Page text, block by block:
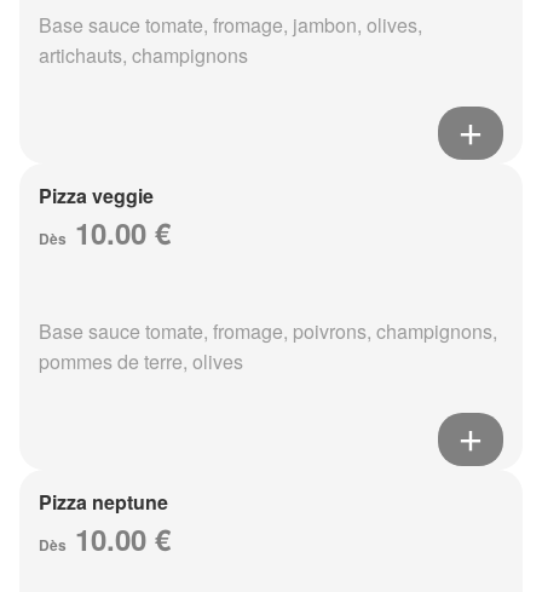
Base sauce tomate, fromage, jambon, olives,
artichauts, champignons
Pizza veggie
Dès 10.00 €
Base sauce tomate, fromage, poivrons, champignons,
pommes de terre, olives
Pizza neptune
Dès 10.00 €